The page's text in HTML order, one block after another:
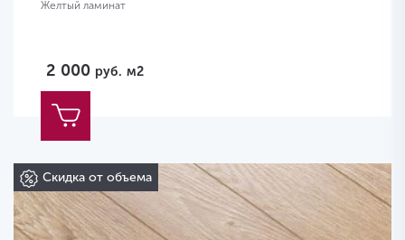
Желтый ламинат
2 000 руб. м2
Скидка от объема